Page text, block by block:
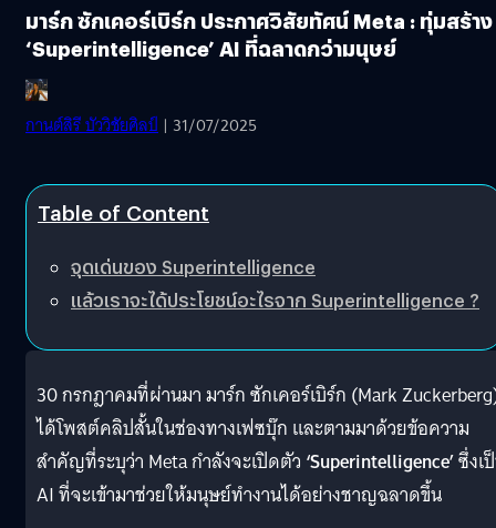
มาร์ก ซักเคอร์เบิร์ก ประกาศวิสัยทัศน์ Meta : ทุ่มสร้าง
‘Superintelligence’ AI ที่ฉลาดกว่ามนุษย์
กานต์สิรี บัววิชัยศิลป์ | 31/07/2025
Table of Content
จุดเด่นของ Superintelligence
แล้วเราจะได้ประโยชน์อะไรจาก Superintelligence ?
30 กรกฎาคมที่ผ่านมา มาร์ก ซักเคอร์เบิร์ก (Mark
ได้โพสต์คลิปสั้นในช่องทางเฟซบุ๊ก และตามมาด้วยข้อความ
สำคัญที่ระบุว่า Meta กำลังจะเปิดตัว ‘Superintelligence’ซึ่งเ
AI ที่จะเข้ามาช่วยให้มนุษย์ทำงานได้อย่างชาญฉลาดขึ้น